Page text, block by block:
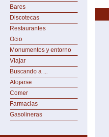
Bares
Discotecas
Restaurantes
Ocio
Monumentos y entorno
Viajar
Buscando a ...
Alojarse
Comer
Farmacias
Gasolineras